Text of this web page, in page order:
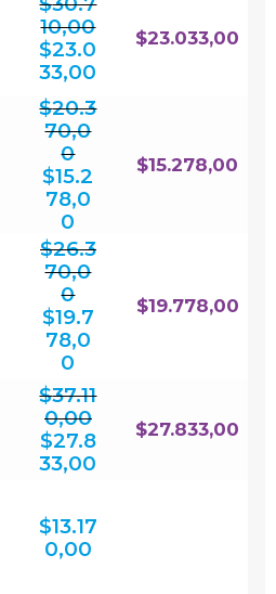
10,00
El
precio
original
era:
$30.710,00.
$23.0
33,00
$23.033,00
$20.3
70,0
0
El
precio
original
era:
$20.370,00.
$15.2
78,0
0El
precio
$15.278,00
$26.3
70,0
0
El
precio
original
era:
$26.370,00.
$19.7
78,0
0El
precio
$19.778,00
$37.11
0,00
El
precio
original
era:
$37.110,00.
$27.8
33,00
$27.833,00
$13.17
0,00